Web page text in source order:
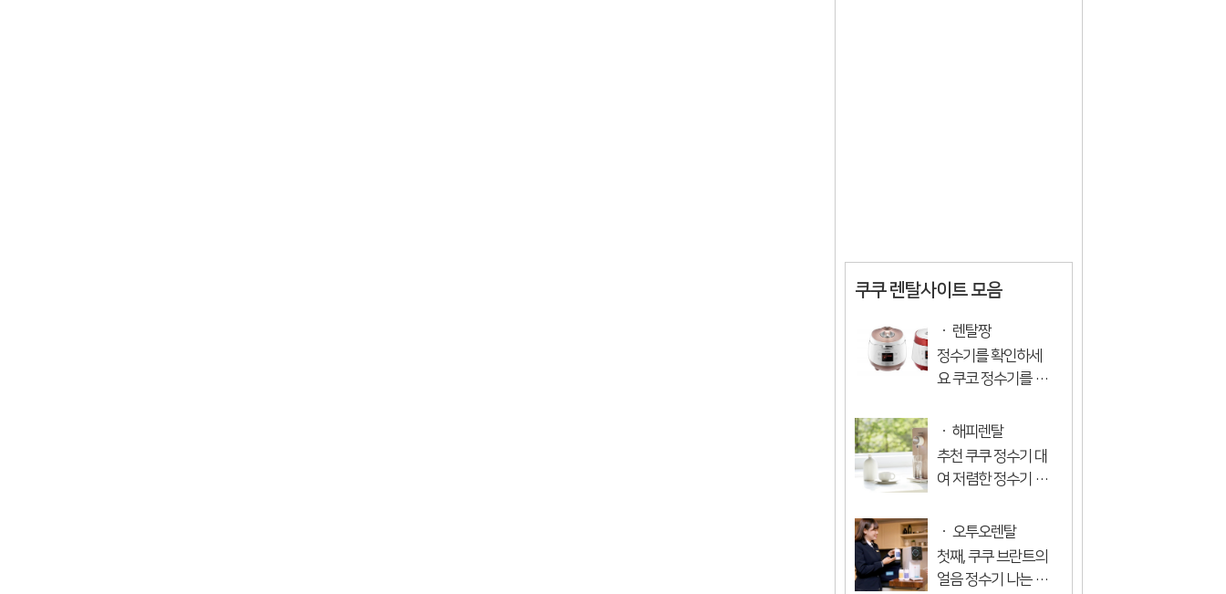
쿠쿠 렌탈사이트 모음
렌탈짱
정수기를 확인하세
요 쿠코 정수기를 임
있다고 생각이번에
는 임대하기로 했습
니다. 걱정 선택한 아
아, 중금속, 환경에 해
로운 물질의 제거 불
과 99.9 % 그것...
해피렌탈
추천 쿠쿠 정수기 대
여 저렴한 정수기 대
많은 정수기에서 낮
은 가격으로 정수기
를 대여 할 수 있는 상
오투오렌탈
첫째, 쿠쿠 브란트의
얼음 정수기 나는 그